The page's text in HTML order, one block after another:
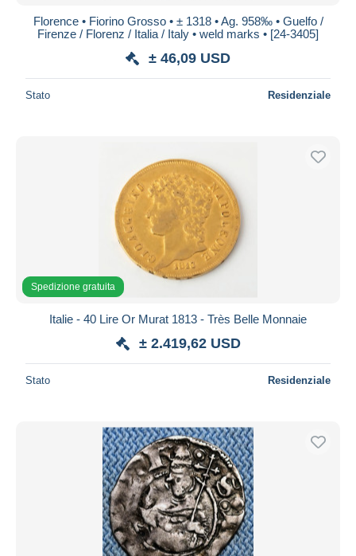
Florence • Fiorino Grosso • ± 1318 • Ag. 958‰ • Guelfo /
Firenze / Florenz / Italia / Italy • weld marks • [24-3405]
± 46,09 USD
Stato Residenziale
Spedizione gratuita
Italie - 40 Lire Or Murat 1813 - Très Belle Monnaie
± 2.419,62 USD
Stato Residenziale